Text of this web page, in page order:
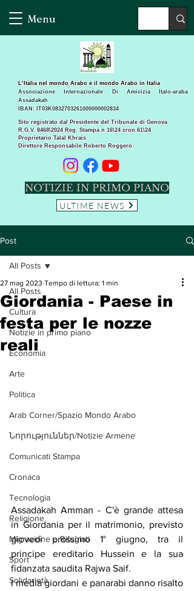
Menu
Sito registrato dal Presidente del Tribunale di Genova
R.G.V. 8468\2024 Reg. Stampa n 16\24 cron.61\24 ​
Proprietario Talal Khrais
Direttore Responsabile Roberto Roggero
L’Italia nel mondo Arabo e il mondo Arabo in Italia
Associazione Internazionale Di Amicizia Italo-araba
Assadakah
IBAN: IT03K0832703261000000002834
NOTIZIE IN PRIMO PIANO
ULTIME NEWS
Post
All Posts
Cultura
Notizie in primo piano
Economia
Arte
Politica
Arab Corner/Spazio Mondo Arabo
Նորություններ/Notizie Armene
Comunicati Stampa
Cronaca
Tecnologia
Religione
Migrazione e Rifugiati
Sport
Solidarietà
All Posts
Giordania - Paese in
festa per le nozze
reali
27 mag 2023 Tempo di lettura: 1 min
Assadakah Amman - C'è grande attesa
in Giordania per il matrimonio, previsto
giovedì prossimo 1° giugno, tra il
principe ereditario Hussein e la sua
fidanzata saudita Rajwa Saif.
I media giordani e panarabi danno risalto